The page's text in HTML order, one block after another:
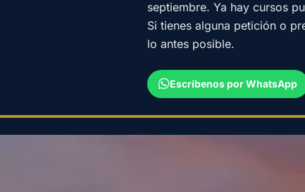
septiembre. Ya hay cursos
Si tienes alguna petición o
lo antes posible.
Escríbenos por WhatsApp